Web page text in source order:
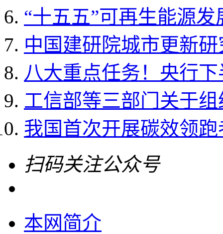
“十五五”可再生能源
中国建研院城市更新
八大重点任务！央行
工信部等三部门关于
我国首次开展碳效领
扫码关注公众号
本网简介